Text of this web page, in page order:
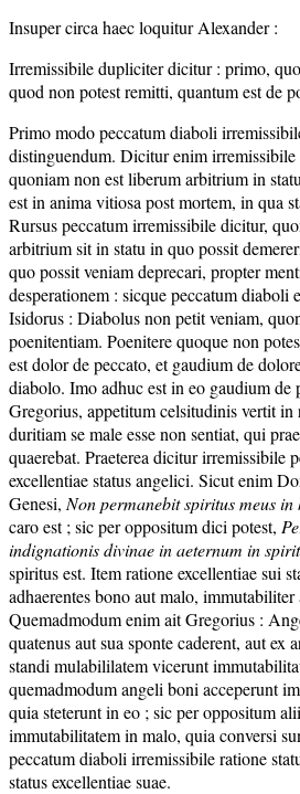
Insuper circa haec loquitur Alexander :
Irremissibile dupliciter dicitur : primo,
quod non potest remitti, quantum est de
Primo modo peccatum diaboli
distinguendum. Dicitur enim irremissibile
quoniam non est liberum arbitrium in
est in anima vitiosa post mortem, in qua
Rursus peccatum irremissibile dicitur,
arbitrium sit in statu in quo possit
quo possit veniam deprecari, propter
desperationem : sicque peccatum
Isidorus : Diabolus non petit veniam,
poenitentiam. Poenitere quoque non
est dolor de peccato, et gaudium de
diabolo. Imo adhuc est in eo gaudium de
Gregorius, appetitum celsitudinis vertit
duritiam se male esse non sentiat, qui
quaerebat. Praeterea dicitur irremissibile
excellentiae status angelici. Sicut enim
Genesi, Non permanebit spiritus meus in
caro est ; sic per oppositum dici potest,
indignationis divinae in aeternum in
spiritus est. Item ratione excellentiae sui
adhaerentes bono aut malo, immutabiliter
Quemadmodum enim ait Gregorius :
quatenus aut sua sponte caderent, aut ex
standi mulabililatem vicerunt
quemadmodum angeli boni acceperunt
quia steterunt in eo ; sic per oppositum
immutabilitatem in malo, quia conversi
peccatum diaboli irremissibile ratione
status excellentiae suae.